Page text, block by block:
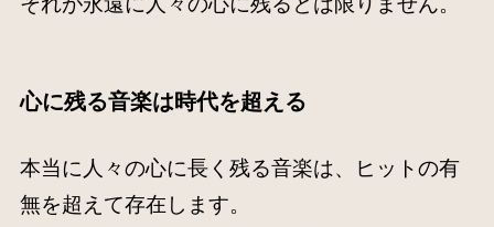
心に残る音楽は時代を超える
本当に人々の心に長く残る音楽は、ヒットの有
無を超えて存在します。